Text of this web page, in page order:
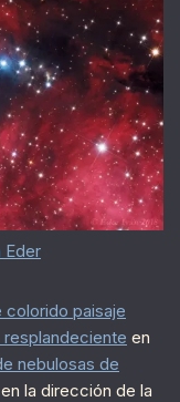
Eder
colorido paisaje
en
nebulosas de
la dirección de la